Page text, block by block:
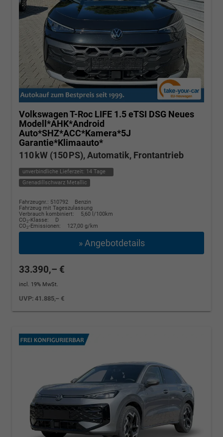
Volkswagen T-Roc LIFE 1.5 eTSI DSG Neues
Modell*AHK*Android
Auto*SHZ*ACC*Kamera*5J
Garantie*Klimaauto*
110 kW (150 PS), Automatik, Frontantrieb
unverbindliche Lieferzeit: 14 Tage
Grenadillschwarz Metallic
Fahrzeugnr.: 510792
Benzin
Fahrzeug mit Tageszulassung
Verbrauch kombiniert:
5,60 l/100km
CO2-Klasse:
D
CO2-Emissionen: 127,00 g/km
» Angebotdetails
33.390,– €
incl. 19% MwSt.
UVP:41.885,– €